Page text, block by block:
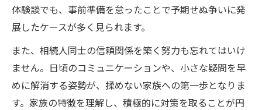
体験談でも、事前準備を怠ったことで予期せぬ争いに発
展したケースが多く見られます。
また、相続人同士の信頼関係を築く努力も忘れてはいけ
ません。日頃のコミュニケーションや、小さな疑問を早
めに解消する姿勢が、揉めない家族への第一歩となりま
す。家族の特徴を理解し、積極的に対策を取ることが円